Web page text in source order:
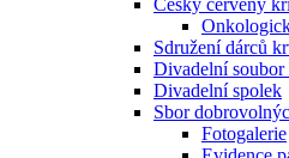
Český červený
Sdružení dárců
Divadelní soubor
Divadelní spolek
Sbor
Fotogalerie